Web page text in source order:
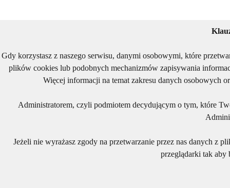
Gdy korzystasz z naszego serwisu, danymi osobowymi, które
plików cookies lub podobnych mechanizmów zapisywania
Więcej informacji na temat zakresu danych osobowych
Administratorem, czyli podmiotem decydującym o tym, które
Jeżeli nie wyrażasz zgody na przetwarzanie przez nas danych z
przeglądarki tak aby